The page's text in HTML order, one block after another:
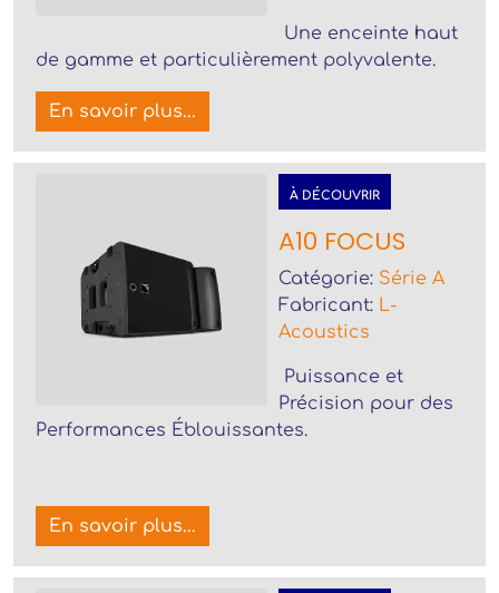
Une enceinte haut
de gamme et particulièrement polyvalente.
En savoir plus...
À DÉCOUVRIR
A10 FOCUS
Catégorie: Série A
Fabricant: L-
Acoustics
Puissance et
Précision pour des
Performances Éblouissantes.
En savoir plus...